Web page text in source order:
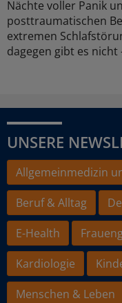
Nächte voller Panik
posttraumatischen
extremen
dagegen gibt es
UNSERE
Allgemeinmedizin
Beruf & Alltag
E-Health
Kardiologie
Menschen & Leben